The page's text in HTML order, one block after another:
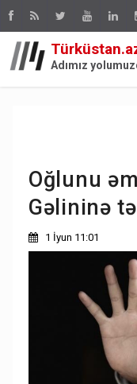
Adımız
Oğlunu
Gəlininə
1 İyun 11:01